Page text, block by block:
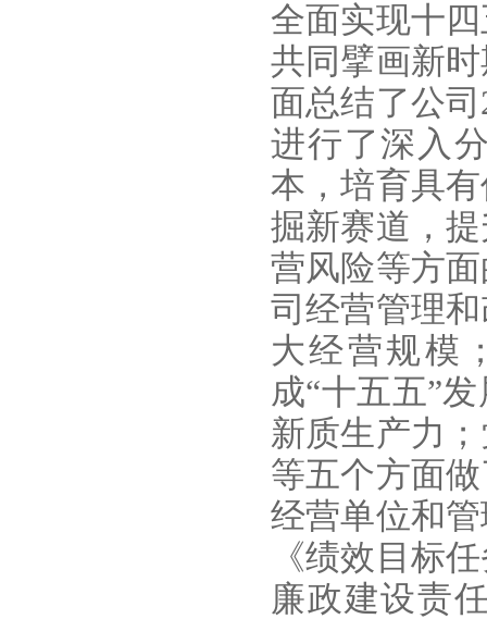
全面实现十
共同擘画新
面总结了公司
进行了深入
本，培育具
掘新赛道，
营风险等方
司经营管理
大经营规模
成“十五五”
新质生产力
等五个方面
经营单位和
《绩效目标
廉政建设责